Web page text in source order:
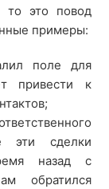
то это повод
примеры:
поле для
привести к
эти сделки
назад с
обратился